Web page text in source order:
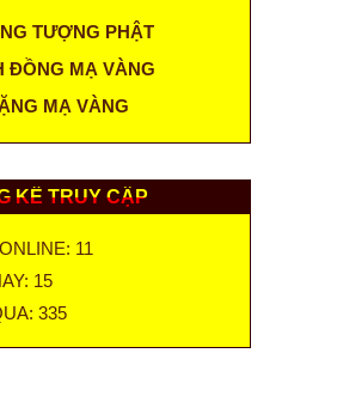
TƯỢNG PHẬT
ĐỒNG MẠ VÀNG
MẠ VÀNG
KÊ TRUY CẬP
11
15
335